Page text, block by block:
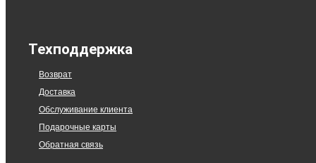
Техподдержка
Возврат
Доставка
Обслуживание клиента
Подарочные карты
Обратная связь